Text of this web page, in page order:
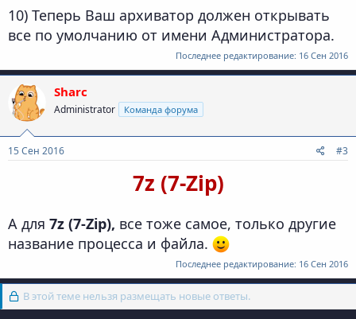
10) Теперь Ваш архиватор должен открывать
все по умолчанию от имени Администратора.
Последнее редактирование: 16 Сен 2016
Sharc
Administrator Команда форума
15 Сен 2016 #3
7z (7-Zip)
А для 7z (7-Zip), все тоже самое, только другие
название процесса и файла.
Последнее редактирование: 16 Сен 2016
В этой теме нельзя размещать новые ответы.